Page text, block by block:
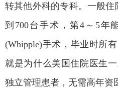
转其他外科的专科。一般
到 700台手术，第4～ 5年
(Whipple)手术，毕业时所
就是为什么美国住院医生
独立管理患者，无需高年资